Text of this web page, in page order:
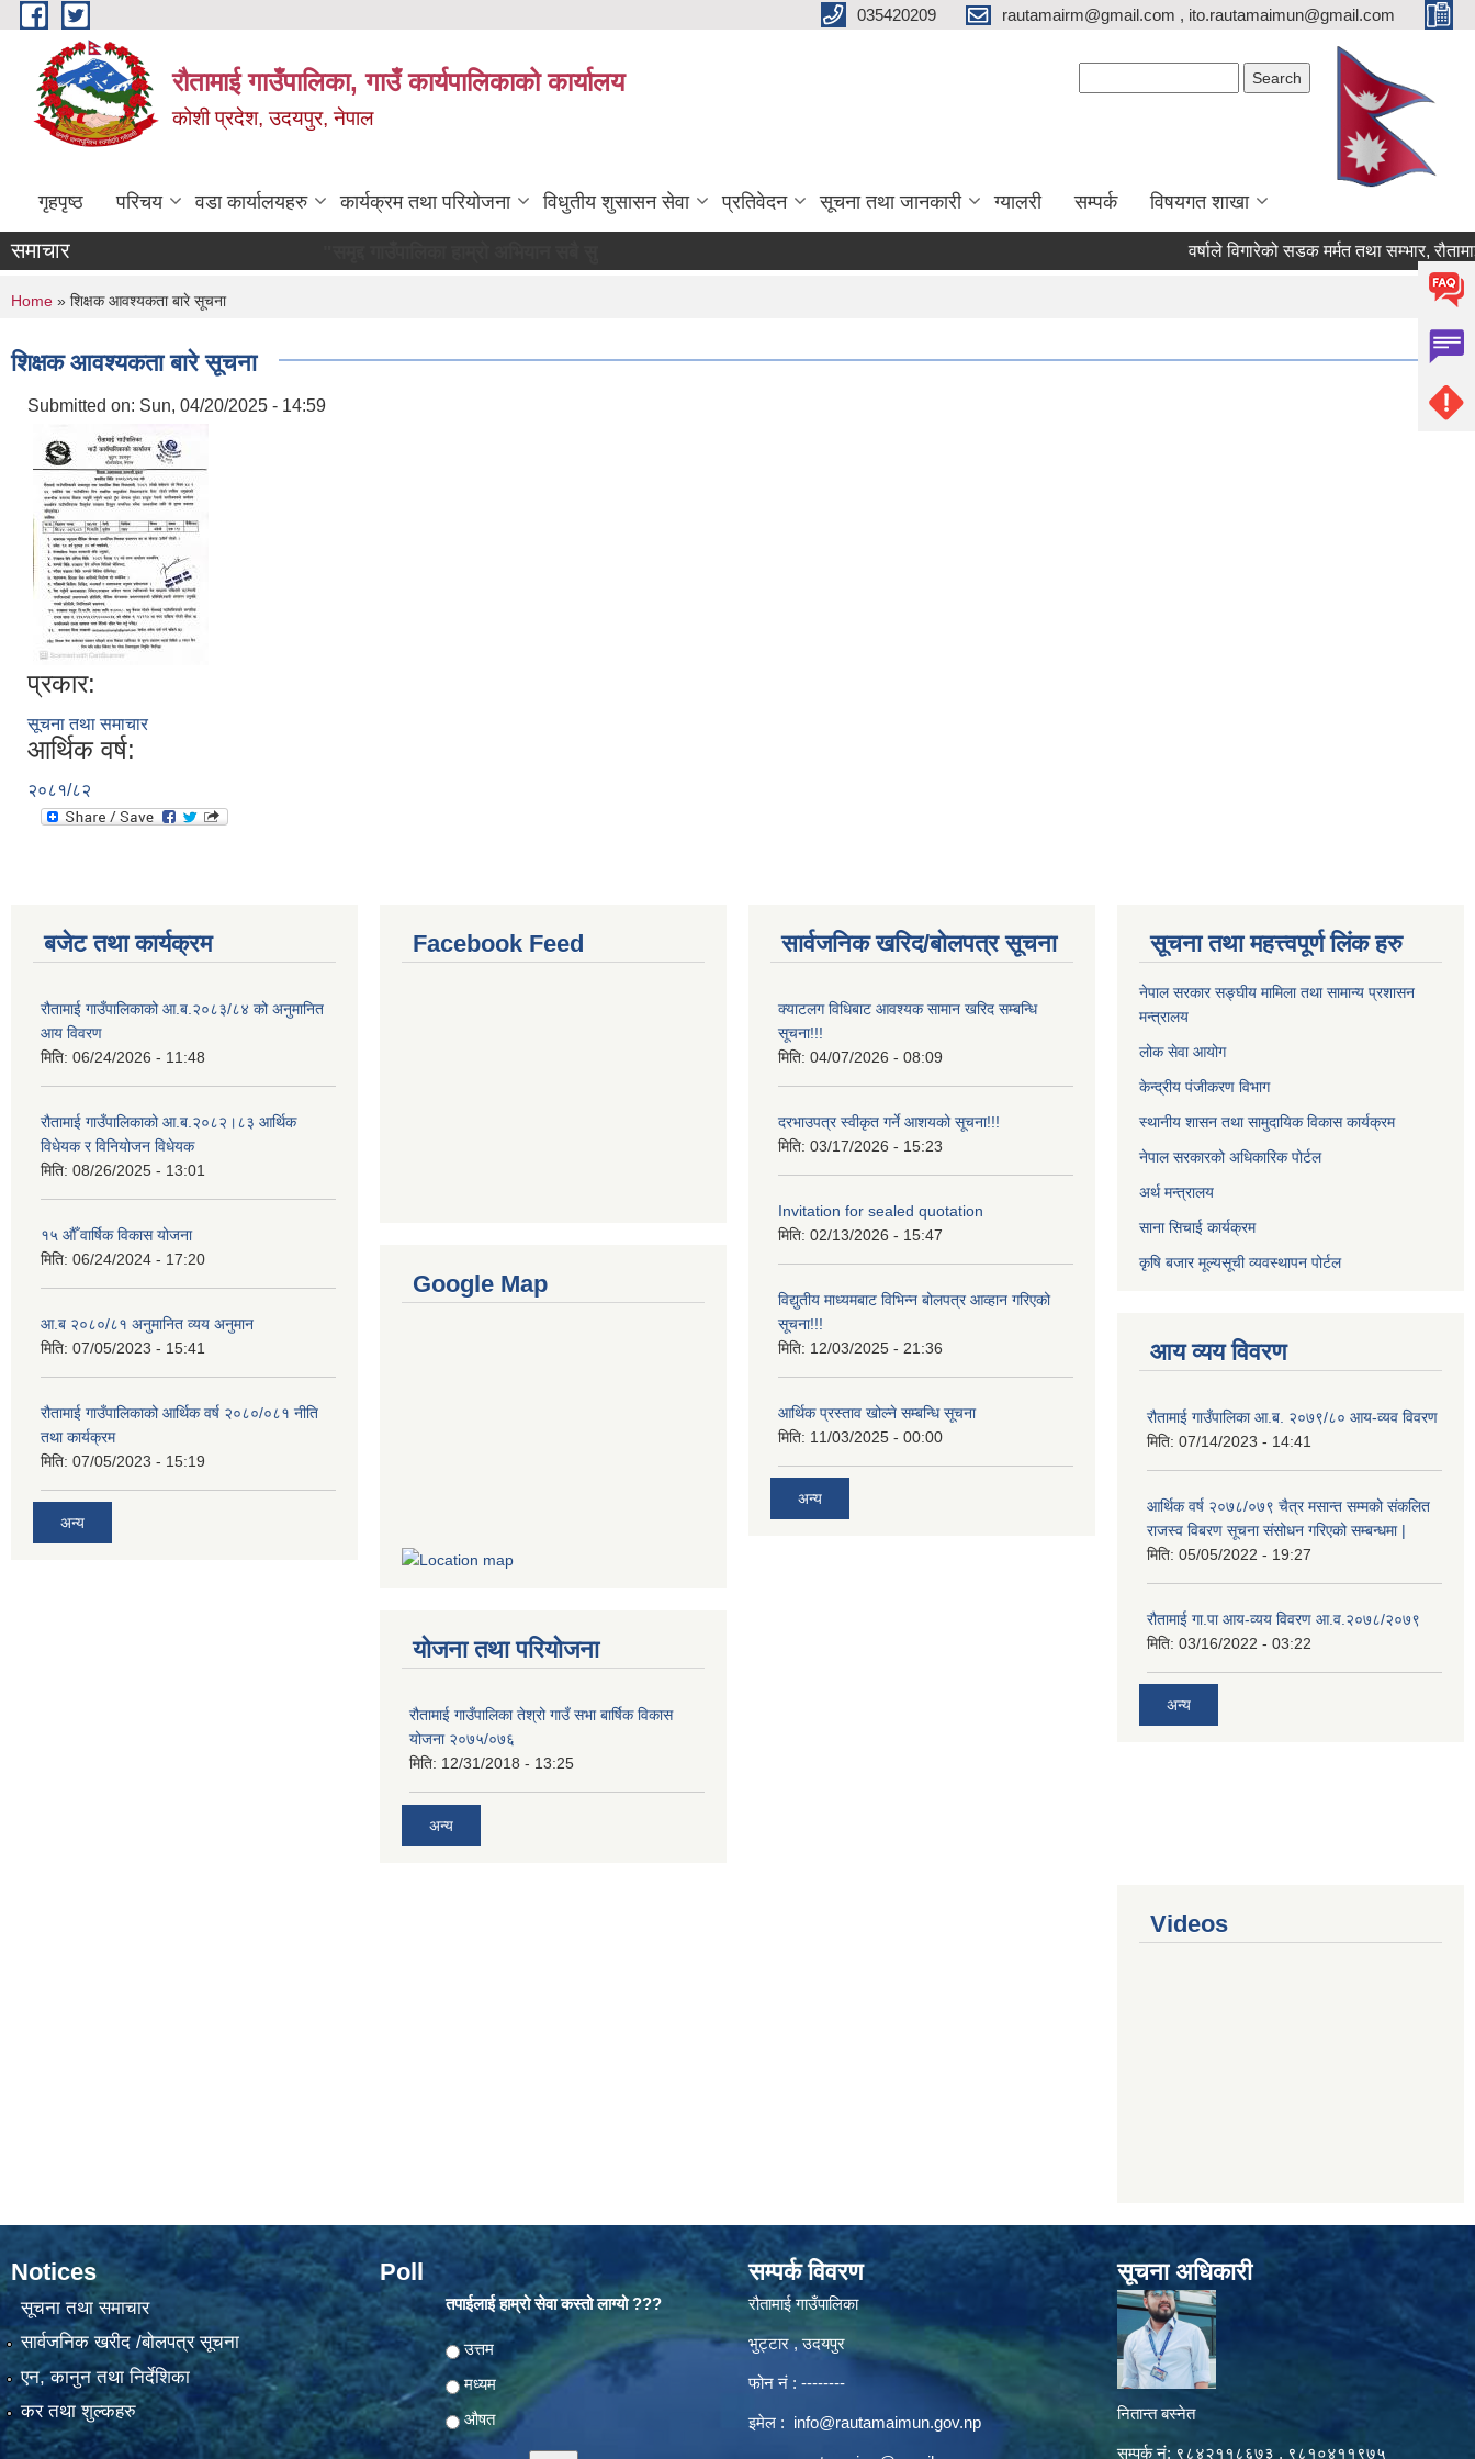
Skip to main content 035420209 rautamairm@gmail.com , ito.rautamaimun@gmail.com
रौतामाई गाउँपालिका, गाउँ कार्यपालिकाको कार्यालय
कोशी प्रदेश, उदयपुर, नेपाल
गृहपृष्ठ परिचय वडा कार्यालयहरु कार्यक्रम तथा परियोजना विधुतीय शुसासन सेवा प्रतिवेदन सूचना तथा जानकारी ग्यालरी सम्पर्क विषयगत शाखा
समाचार वर्षाले विगारेको सडक मर्मत तथा सम्भार, रौतामाई
You are here
Home » शिक्षक आवश्यकता बारे सूचना
शिक्षक आवश्यकता बारे सूचना
Submitted on: Sun, 04/20/2025 - 14:59
प्रकार:
सूचना तथा समाचार
आर्थिक वर्ष:
२०८१/८२
बजेट तथा कार्यक्रम
रौतामाई गाउँपालिकाको आ.ब.२०८३/८४ को अनुमानित
आय विवरण
मिति: 06/24/2026 - 11:48
रौतामाई गाउँपालिकाको आ.ब.२०८२।८३ आर्थिक
विधेयक र विनियोजन विधेयक
मिति: 08/26/2025 - 13:01
१५ औँ वार्षिक विकास योजना
मिति: 06/24/2024 - 17:20
आ.ब २०८०/८१ अनुमानित व्यय अनुमान
मिति: 07/05/2023 - 15:41
रौतामाई गाउँपालिकाको आर्थिक वर्ष २०८०/०८१ नीति
तथा कार्यक्रम
मिति: 07/05/2023 - 15:19
अन्य
Facebook Feed
Google Map
योजना तथा परियोजना
रौतामाई गाउँपालिका तेश्रो गाउँ सभा बार्षिक विकास
योजना २०७५/०७६
मिति: 12/31/2018 - 13:25
अन्य
सार्वजनिक खरिद/बोलपत्र सूचना
क्याटलग विधिबाट आवश्यक सामान खरिद सम्बन्धि
सूचना!!!
मिति: 04/07/2026 - 08:09
दरभाउपत्र स्वीकृत गर्ने आशयको सूचना!!!
मिति: 03/17/2026 - 15:23
Invitation for sealed quotation
मिति: 02/13/2026 - 15:47
विद्युतीय माध्यमबाट विभिन्न बोलपत्र आव्हान गरिएको
सूचना!!!
मिति: 12/03/2025 - 21:36
आर्थिक प्रस्ताव खोल्ने सम्बन्धि सूचना
मिति: 11/03/2025 - 00:00
अन्य
सूचना तथा महत्त्वपूर्ण लिंक हरु
नेपाल सरकार सङ्घीय मामिला तथा सामान्य प्रशासन
मन्त्रालय
लोक सेवा आयोग
केन्द्रीय पंजीकरण विभाग
स्थानीय शासन तथा सामुदायिक विकास कार्यक्रम
नेपाल सरकारको अधिकारिक पोर्टल
अर्थ मन्त्रालय
साना सिचाई कार्यक्रम
कृषि बजार मूल्यसूची व्यवस्थापन पोर्टल
आय व्यय विवरण
रौतामाई गाउँपालिका आ.ब. २०७९/८० आय-व्यव विवरण
मिति: 07/14/2023 - 14:41
आर्थिक वर्ष २०७८/०७९ चैत्र मसान्त सम्मको संकलित
राजस्व विबरण सूचना संसोधन गरिएको सम्बन्धमा |
मिति: 05/05/2022 - 19:27
रौतामाई गा.पा आय-व्यय विवरण आ.व.२०७८/२०७९
मिति: 03/16/2022 - 03:22
अन्य
Videos
Notices
सूचना तथा समाचार
सार्वजनिक खरीद /बोलपत्र सूचना
एन, कानुन तथा निर्देशिका
कर तथा शुल्कहरु
Poll
तपाईलाई हाम्रो सेवा कस्तो लाग्यो ???
Choices
उत्तम
मध्यम
औषत
सम्पर्क विवरण
रौतामाई गाउँपालिका
भुट्टार , उदयपुर
फोन नं : --------
इमेल : info@rautamaimun.gov.np
सूचना अधिकारी
नितान्त बस्नेत
सम्पर्क नं: ९८४२११८६७३ , ९८१०४११९७५